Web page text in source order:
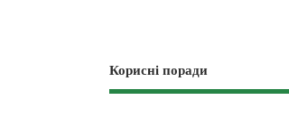
Корисні поради